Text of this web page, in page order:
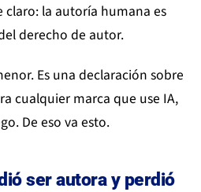
la autoría humana es
derecho de autor.
Es una declaración sobre
cualquier marca que use IA,
De eso va esto.
ser autora y perdió